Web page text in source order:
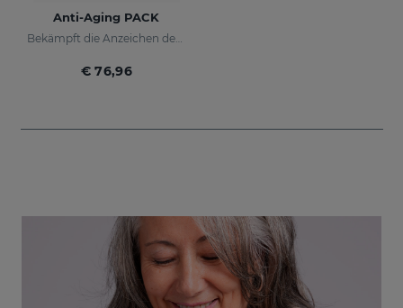
Anti-Aging PACK
€ 76,96